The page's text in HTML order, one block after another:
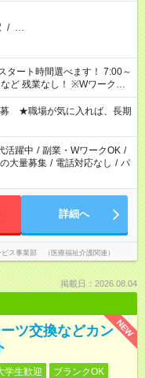
/ …
し！ ※Wワークの
超の就業はご案内できませ
務は社会保険への加入対象
派遣の原則禁止）により、
しい場合があります
★職場が気に入れば、長期
活躍中 / 副業・WワークOK /
大量募集 / 電話対応なし / パ
詳細へ
ス事業部 （医療福祉介護関連）
掲載日：2026.08.04
NEW
ツ交換などカン
学生歓迎
ブランクOK